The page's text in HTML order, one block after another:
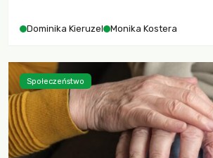
Dominika Kieruzel Monika Kostera
Społeczeństwo